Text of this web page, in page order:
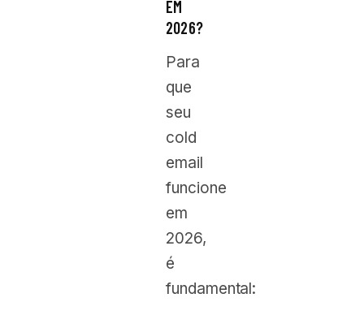
EM
2026?
Para
que
seu
cold
email
funcione
em
2026,
é
fundamental: